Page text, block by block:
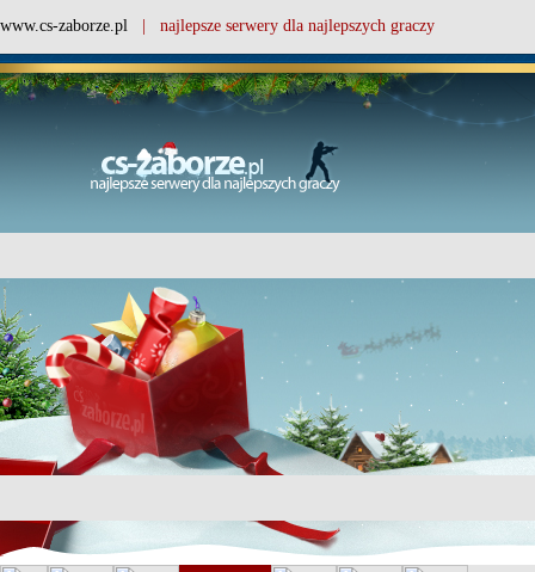
www.cs-zaborze.pl | najlepsze serwery dla najlepszych graczy